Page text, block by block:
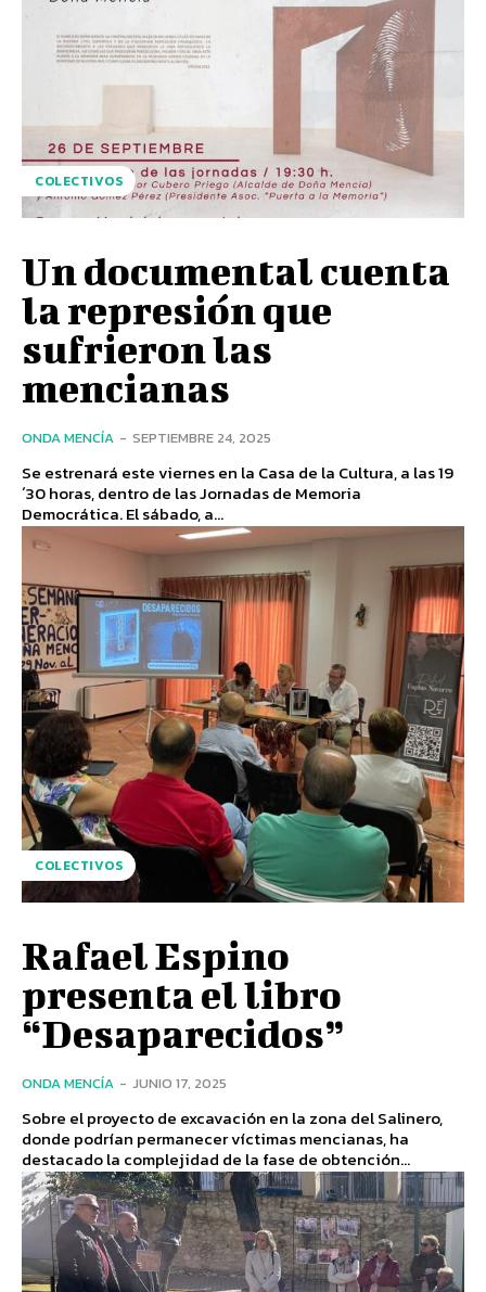
COLECTIVOS
Un documental cuenta
la represión que
sufrieron las
mencianas
ONDA MENCÍA - SEPTIEMBRE 24, 2025
Se estrenará este viernes en la Casa de la Cultura, a las 19
´30 horas, dentro de las Jornadas de Memoria
Democrática. El sábado, a...
COLECTIVOS
Rafael Espino
presenta el libro
“Desaparecidos”
ONDA MENCÍA - JUNIO 17, 2025
Sobre el proyecto de excavación en la zona del Salinero,
donde podrían permanecer víctimas mencianas, ha
destacado la complejidad de la fase de obtención...